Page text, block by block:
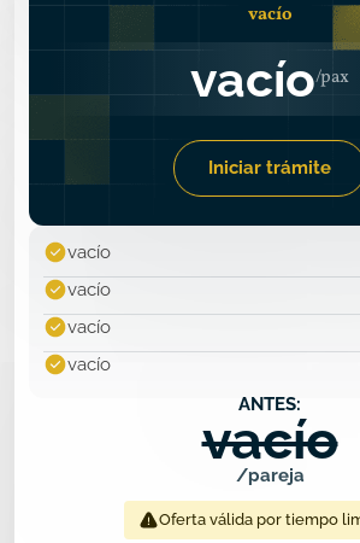
vacío
vacío
Iniciar trámite
vacío
vacío
vacío
vacío
ANTES:
vacío
/pareja
Oferta válida por tiempo